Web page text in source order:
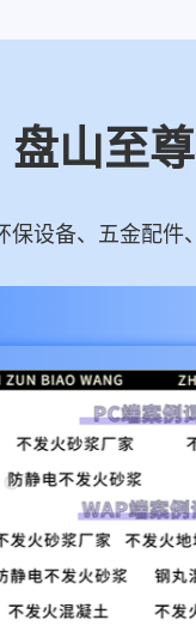
盘山至
设备、五金配